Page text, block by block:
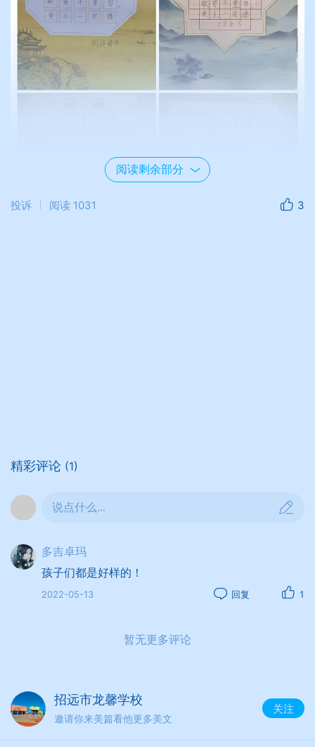
阅读剩余部分
投诉 阅读 1031 3
精彩评论 (1)
说点什么...
多吉卓玛
孩子们都是好样的！
2022-05-13 回复 1
暂无更多评论
招远市龙馨学校
邀请你来美篇看他更多美文
关注